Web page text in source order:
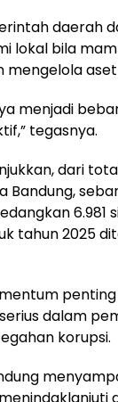
daerah
lokal bila
menjadi
tegasnya.
dari
Bandung,
6.981
tahun 2025
dalam
korupsi.